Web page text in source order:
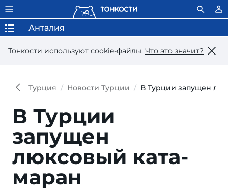
Тонкости используют сookie-файлы. Что это значит?
Анталия
Турция Новости Турции В Турции запущен
В Турции
запущен
люксовый ката­
маран